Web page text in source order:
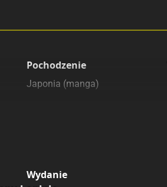
Pochodzenie
Japonia (manga)
Wydanie